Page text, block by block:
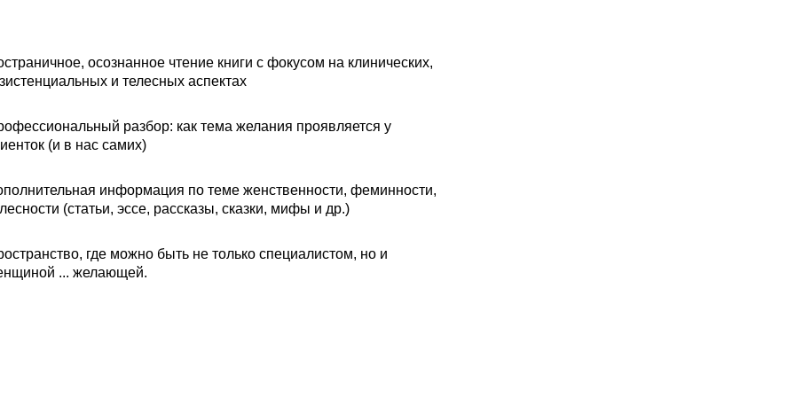
осознанное чтение книги с фокусом на клинических,
и телесных аспектах
разбор: как тема желания проявляется у
(и в нас самих)
информация по теме женственности, феминности,
(статьи, эссе, рассказы, сказки, мифы и др.)
где можно быть не только специалистом, но и
... желающей.